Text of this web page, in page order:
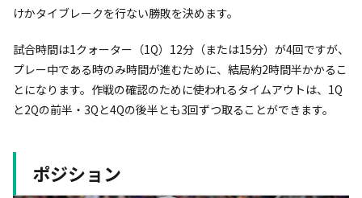
けかタイブレークを行ない勝敗を決めます。
試合時間は1クォーター（1Q）12分（または15分）が4回ですが、
プレー中である時のみ時間が進むために、結局約2時間半かかるこ
とになります。作戦の確認のために使われるタイムアウトは、1Q
と2Qの前半・3Qと4Qの後半とも3回ずつ取ることができます。
ポジション